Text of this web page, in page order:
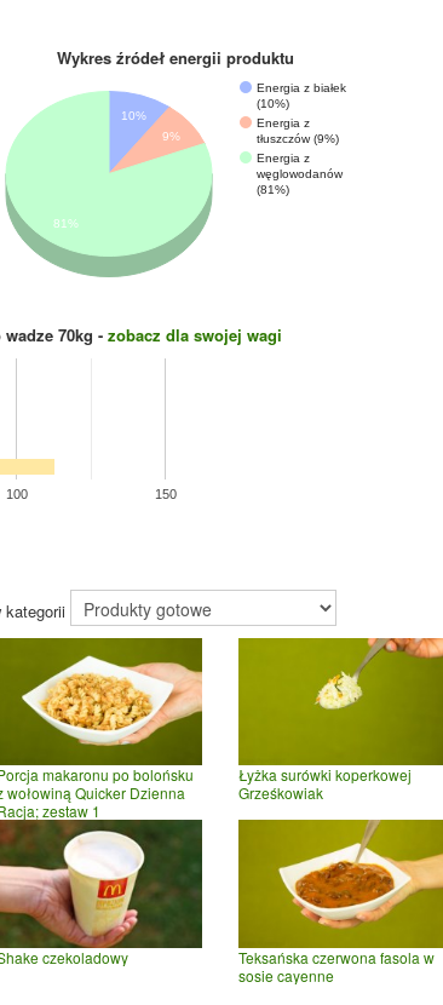
Wykres źródeł energii produktu
Energia z białek
(10%)
Energia z
tłuszczów (9%)
Energia z
węglowodanów
(81%)
10%
9%
81%
70kg - zobacz dla swojej wagi
100 150
kategorii
makaronu po bolońsku
wołowiną Quicker Dzienna
zestaw 1
Łyżka surówki koperkowej
Grześkowiak
czekoladowy
Teksańska czerwona fasola w
sosie cayenne